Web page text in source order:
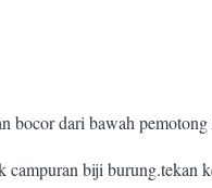
bocor dari bawah pemotong
biji burung.tekan